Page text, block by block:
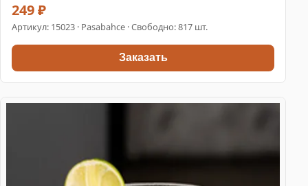
249 ₽
Артикул: 15023 · Pasabahce · Свободно: 817 шт.
Заказать